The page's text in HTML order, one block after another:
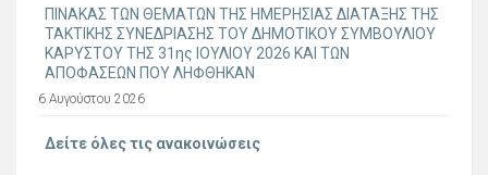
ΠΙΝΑΚΑΣ ΤΩΝ ΘΕΜΑΤΩΝ ΤΗΣ ΗΜΕΡΗΣΙΑΣ ΔΙΑΤΑΞΗΣ ΤΗΣ
ΤΑΚΤΙΚΗΣ ΣΥΝΕΔΡΙΑΣΗΣ ΤΟΥ ΔΗΜΟΤΙΚΟΥ ΣΥΜΒΟΥΛΙΟΥ
ΚΑΡΥΣΤΟΥ ΤΗΣ 31ης ΙΟΥΛΙΟΥ 2026 ΚΑΙ ΤΩΝ
ΑΠΟΦΑΣΕΩΝ ΠΟΥ ΛΗΦΘΗΚΑΝ
6 Αυγούστου 2026
Δείτε όλες τις ανακοινώσεις